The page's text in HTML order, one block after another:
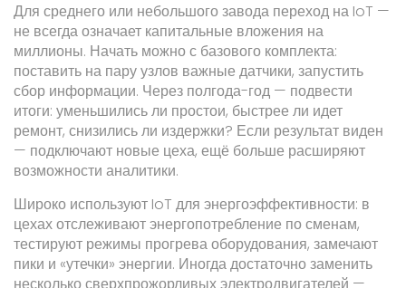
Для среднего или небольшого завода переход на IoT —
не всегда означает капитальные вложения на
миллионы. Начать можно с базового комплекта:
поставить на пару узлов важные датчики, запустить
сбор информации. Через полгода-год — подвести
итоги: уменьшились ли простои, быстрее ли идет
ремонт, снизились ли издержки? Если результат виден
— подключают новые цеха, ещё больше расширяют
возможности аналитики.
Широко используют IoT для энергоэффективности: в
цехах отслеживают энергопотребление по сменам,
тестируют режимы прогрева оборудования, замечают
пики и «утечки» энергии. Иногда достаточно заменить